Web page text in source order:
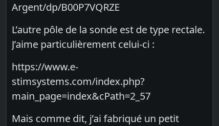
Argent/dp/B00P7VQRZE
L’autre pôle de la sonde est de type rectale.
J’aime particulièrement celui-ci :
https://www.e-
stimsystems.com/index.php?
main_page=index&cPath=2_57
Mais comme dit, j’ai fabriqué un petit